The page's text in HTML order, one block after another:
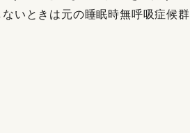
いときは元の睡眠時無呼吸症候群